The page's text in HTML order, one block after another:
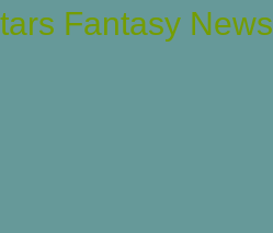
Fantasy News